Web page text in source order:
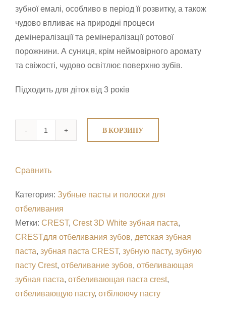
зубної емалі, особливо в період її розвитку, а також
чудово впливає на природні процеси
демінералізації та ремінералізації ротової
порожнини. А суниця, крім неймовірного аромату
та свіжості, чудово освітлює поверхню зубів.
Підходить для діток від 3 років
паста
для
профілактики
карієсу,
принцеса
Моана,
зі
смаком
В КОРЗИНУ
Сравнить
Категория: Зубные пасты и полоски для
отбеливания
Метки: CREST, Crest 3D White зубная паста,
CRESTдля отбеливания зубов, детская зубная
паста, зубная паста CREST, зубную пасту, зубную
пасту Crest, отбеливание зубов, отбеливающая
зубная паста, отбеливающая паста crest,
отбеливающую пасту, отбілюючу пасту